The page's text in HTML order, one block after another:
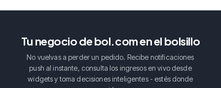
Tu negocio de bol.com en el bolsillo
No vuelvas a perder un pedido. Recibe notificaciones
push al instante, consulta los ingresos en vivo desde
widgets y toma decisiones inteligentes - estés donde